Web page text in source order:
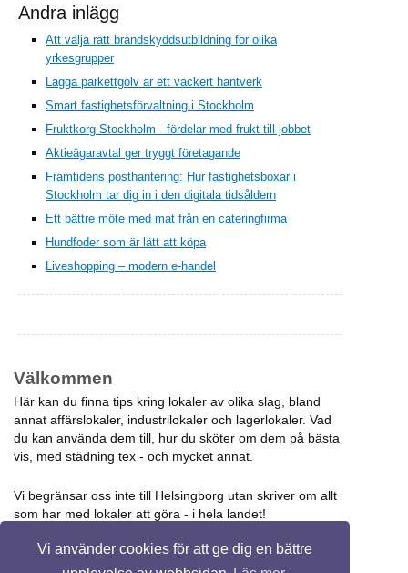
Vi använder cookies för att ge dig en bättre
Andra inlägg
Att välja rätt brandskyddsutbildning för olika
yrkesgrupper
Lägga parkettgolv är ett vackert hantverk
Smart fastighetsförvaltning i Stockholm
Fruktkorg Stockholm - fördelar med frukt till jobbet
Aktieägaravtal ger tryggt företagande
Framtidens posthantering: Hur fastighetsboxar i
Stockholm tar dig in i den digitala tidsåldern
Ett bättre möte med mat från en cateringfirma
Hundfoder som är lätt att köpa
Liveshopping – modern e-handel
Välkommen
Här kan du finna tips kring lokaler av olika slag, bland
annat affärslokaler, industrilokaler och lagerlokaler. Vad
du kan använda dem till, hur du sköter om dem på bästa
vis, med städning tex - och mycket annat.
Vi begränsar oss inte till Helsingborg utan skriver om allt
som har med lokaler att göra - i hela landet!